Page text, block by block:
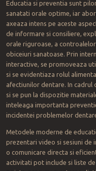
Educatia si preventia sunt
sanatati orale optime, iar
axeaza intens pe aceste
de informare si consiliere,
orale riguroase, a
obiceiuri sanatoase. Prin
interactive, se promoveaza
si se evidentiaza rolul
afectiunilor dentare. In cadrul
si se pun la dispozitie
inteleaga importanta
incidentei problemelor
Metodele moderne de
prezentari video si sesiuni de
o comunicare directa si
activitati pot include si liste